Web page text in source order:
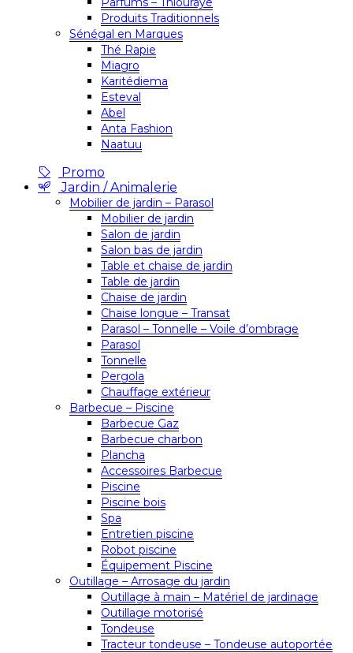
Produits Traditionnels
Sénégal en Marques
Thé Rapie
Miagro
Karitédiema
Esteval
Abel
Anta Fashion
Naatuu
Promo
Jardin / Animalerie
Mobilier de jardin – Parasol
Mobilier de jardin
Salon de jardin
Salon bas de jardin
Table et chaise de jardin
Table de jardin
Chaise de jardin
Chaise longue – Transat
Parasol – Tonnelle – Voile d’ombrage
Parasol
Tonnelle
Pergola
Chauffage extérieur
Barbecue – Piscine
Barbecue Gaz
Barbecue charbon
Plancha
Accessoires Barbecue
Piscine
Piscine bois
Spa
Entretien piscine
Robot piscine
Équipement Piscine
Outillage – Arrosage du jardin
Outillage à main – Matériel de jardinage
Outillage motorisé
Tondeuse
Tracteur tondeuse – Tondeuse autoportée